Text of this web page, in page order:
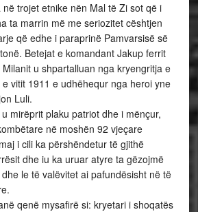
trojet etnike nën Mal të Zi sot që i
ta marrin më me seriozitet cështjen
që edhe i paraprinë Pamvarsisë së
Betejat e komandant Jakup ferrit
u shpartalluan nga kryengritja e
vitit 1911 e udhëhequr nga heroi yne
Luli.
mirëprit plaku patriot dhe i mënçur,
në moshën 92 vjeçare
i cili ka përshëndetur të gjithë
dhe iu ka uruar atyre ta gëzojmë
le të valëvitet ai pafundësisht në të
qenë mysafirë si: kryetari i shoqatës